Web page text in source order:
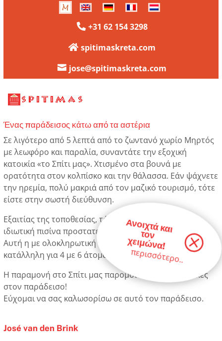
 +31 62 154 3298
 spitimaskreta.com
 jose@spitimaskreta.com
Ένας παράδεισος κάτω από τα αστέρια
Σε λιγότερο από 5 λεπτά από το ζωντανό χωρίο Μηρτός
με λεωφόρο και παραλία, συναντάτε την εξοχική
κατοικία «το Σπίτι μας». Χτισμένο στα βουνά με
ορατότητα στον κολπίσκο και την θάλασσα. Εάν ψάχνετε
την ηρεμία, πολύ μακριά από τον μαζικό τουρισμό, τότε
είστε στην σωστή διεύθυνση.
Εξαιτίας της τοποθεσίας, τόσο η ταράτσα όσο και η
ιδιωτική πισίνα προστατεύουν την ιδιωτικότητά σας.
Αυτή η με ολοκληρωτική ηρεμία εξοχική κατοικία είναι
κατάλληλη για 4 με 6 άτομα.
Η παραμονή στο Σπίτι μας παρομοιάζεται με διακοπές
στον παράδεισο!
Εύχομαι να σας καλωσορίσω σε αυτό τον παράδεισο.
José van den Brink
Ανοιχτά και
τον
χειμώ
να!
περισσότερο..